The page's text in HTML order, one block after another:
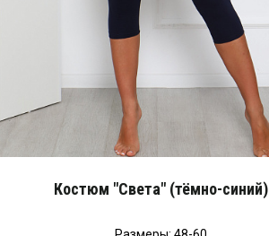
Костюм "Света" (тёмно-синий)